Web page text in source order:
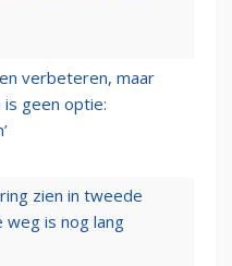
verbeteren, maar
geen optie:
zien in tweede
weg is nog lang